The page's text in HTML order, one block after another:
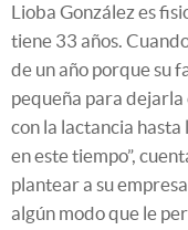
Lioba González es
tiene 33 años.
de un año porque su
pequeña para dejarla
con la lactancia hasta
en este tiempo”,
plantear a su
algún modo que le